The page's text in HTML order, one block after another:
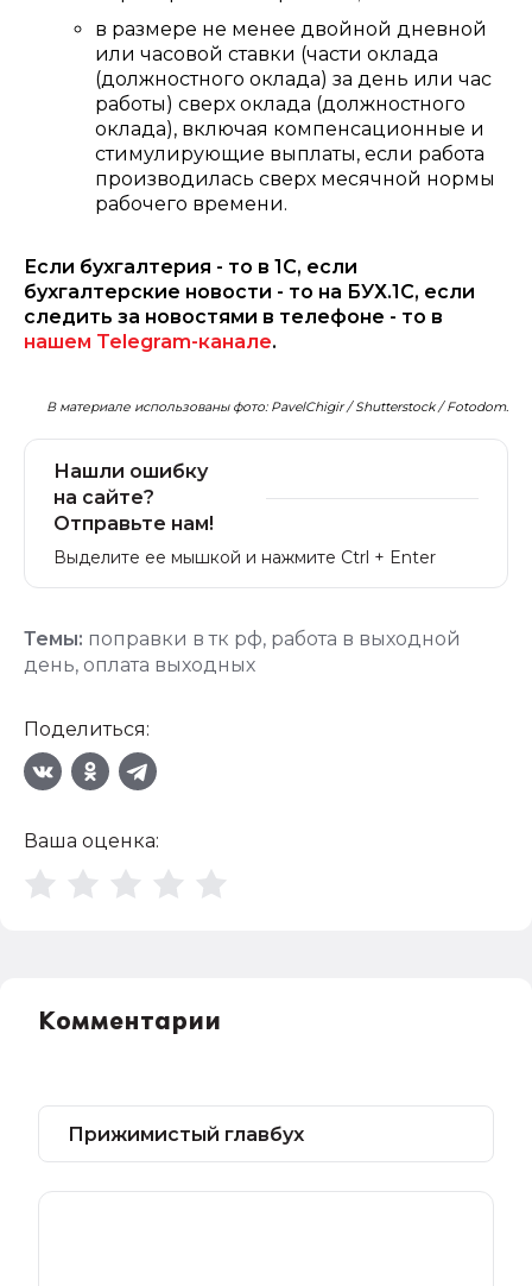
в размере не менее двойной дневной
или часовой ставки (части оклада
(должностного оклада) за день или час
работы) сверх оклада (должностного
оклада), включая компенсационные и
стимулирующие выплаты, если работа
производилась сверх месячной нормы
рабочего времени.
Если бухгалтерия - то в 1С, если
бухгалтерские новости - то на БУХ.1С, если
следить за новостями в телефоне - то в
нашем Telegram-канале.
В материале использованы фото: PavelChigir / Shutterstock / Fotodom.
Нашли ошибку
на сайте?
Отправьте нам!
Выделите ее мышкой и нажмите Ctrl + Enter
Темы: поправки в тк рф, работа в выходной
день, оплата выходных
Поделиться:
Ваша оценка:
Комментарии